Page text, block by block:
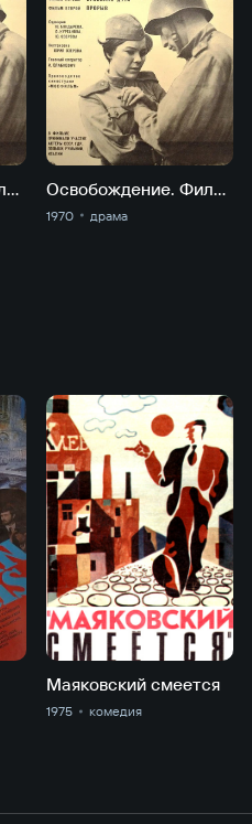
Освобождение. Фильм 2-й. Прорыв Освобождение. Фильм 3-й. Направление главного удара
1970 драма
Маяковский смеется
1975 комедия